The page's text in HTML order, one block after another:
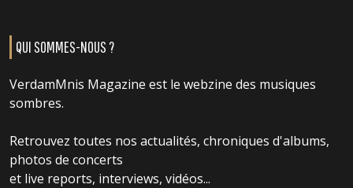
QUI SOMMES-NOUS ?
VerdamMnis Magazine est le webzine des musiques
sombres.
Retrouvez toutes nos actualités, chroniques d'albums,
photos de concerts
et live reports, interviews, vidéos...